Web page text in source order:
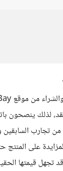
لذلك ينصحون
من تجارب
على
قيمتها